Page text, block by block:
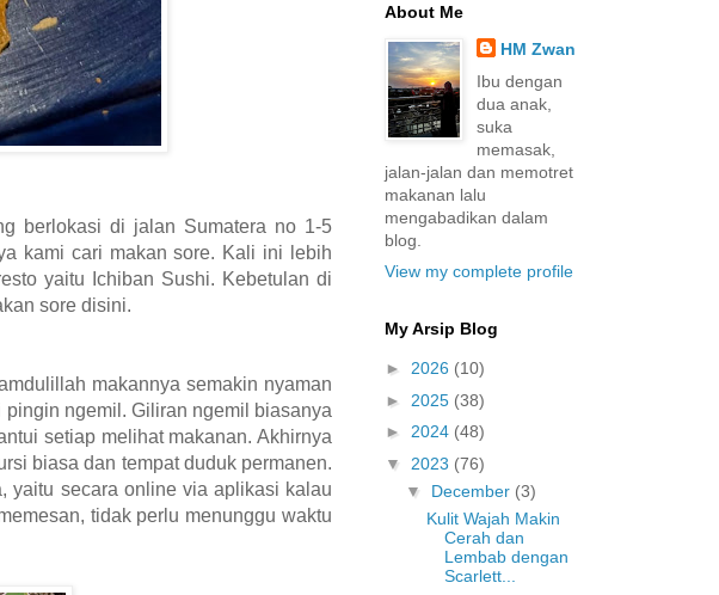
berlokasi di jalan Sumatera no 1-5
kami cari makan sore. Kali ini lebih
yaitu Ichiban Sushi. Kebetulan di
sore disini.
makannya semakin nyaman
ngemil. Giliran ngemil biasanya
setiap melihat makanan. Akhirnya
biasa dan tempat duduk permanen.
yaitu secara online via aplikasi kalau
tidak perlu menunggu waktu
About Me
HM Zwan
Ibu dengan
dua anak,
suka
memasak,
jalan-jalan dan memotret
makanan lalu
mengabadikan dalam
blog.
View my complete profile
My Arsip Blog
► 2026 (10)
► 2025 (38)
► 2024 (48)
▼ 2023 (76)
▼ December (3)
Kulit Wajah Makin
Cerah dan
Lembab dengan
Scarlett...